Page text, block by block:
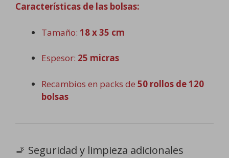
Características de las bolsas:
Tamaño: 18 x 35 cm
Espesor: 25 micras
Recambios en packs de 50 rollos de 120
bolsas
🚬 Seguridad y limpieza adicionales